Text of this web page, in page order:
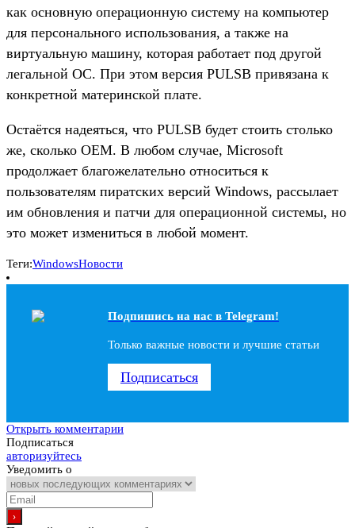
как основную операционную систему на компьютер
для персонального использования, а также на
виртуальную машину, которая работает под другой
легальной ОС. При этом версия PULSB привязана к
конкретной материнской плате.
Остаётся надеяться, что PULSB будет стоить столько
же, сколько OEM. В любом случае, Microsoft
продолжает благожелательно относиться к
пользователям пиратских версий Windows, рассылает
им обновления и патчи для операционной системы, но
это может измениться в любой момент.
Теги:WindowsНовости
Подпишись на наc в Telegram!
Только важные новости и лучшие статьи
Подписаться
Открыть комментарии
Подписаться
авторизуйтесь
Уведомить о